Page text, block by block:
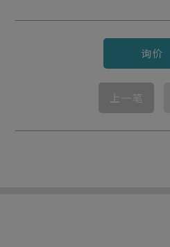
询价
上一笔